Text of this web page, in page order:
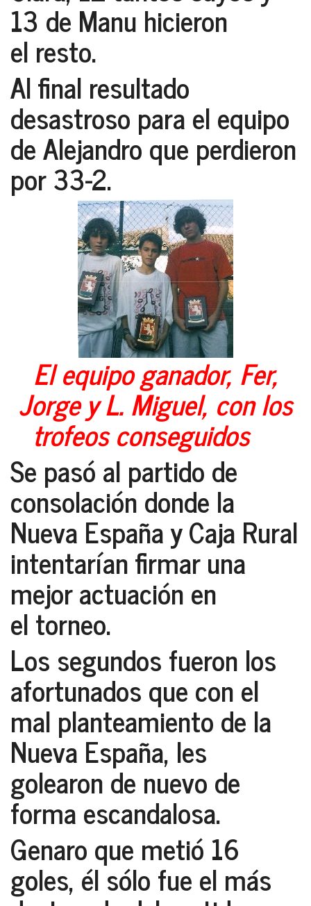
13 deManuhicieron
el resto.
Al final resultado
desastroso para el equipo
deAlejandroque perdieron
por 33-2.
El equipo ganador, Fer,
Jorge y L. Miguel, con los
trofeos conseguidos
Se pasó al partido de
consolación donde la
Nueva España y Caja Rural
intentarían firmar una
mejor actuación en
el torneo.
Los segundos fueron los
afortunados que con el
mal planteamiento de la
Nueva España, les
golearon de nuevo de
forma escandalosa.
Genaroque metió 16
goles, él sólo fue el más